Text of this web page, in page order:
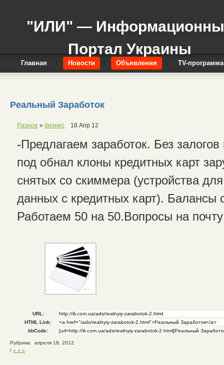
"ИЛИ" —
Портал Украины
Главная Новости Объявления TV-программа
Реальный Заработок
Разное »бизнес 18 Апр 12
-Предлагаем заработок. Без
под обнал клоны кредитных карт
снятых со скиммера (устройства
данных с кредитных карт). Балансы
Работаем 50 на 50.Вопросы на почту
URL:
HTML Link:
bbCode:
Рубрика: апреля 18, 2012.
/ » » »